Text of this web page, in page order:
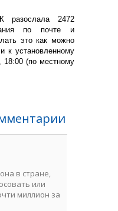
разослала 2472
по почте и
это как можно
к установленному
18:00 (по местному
в стране,
или
миллион за